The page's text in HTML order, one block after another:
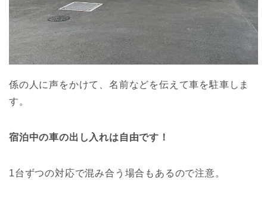
係の人に声をかけて、名前などを伝えて車を駐車しま
す。
宿泊中の車の出し入れは自由です！
1台ずつの対応で混み合う場合もあるので注意。